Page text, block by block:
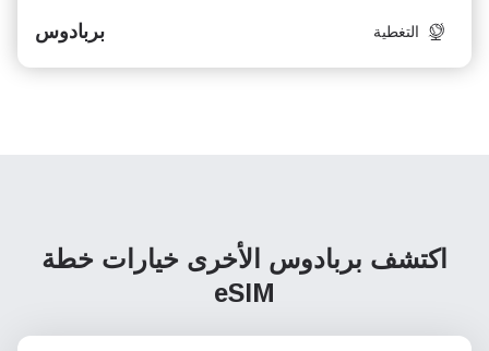
التغطية بربادوس
اكتشف بربادوس الأخرى خيارات خطة
eSIM